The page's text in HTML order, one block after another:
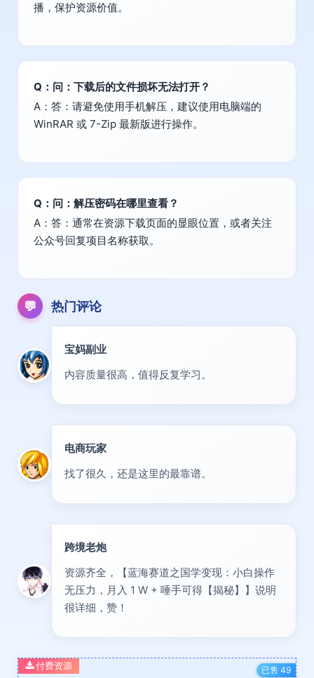
播，保护资源价值。
Q：问：下载后的文件损坏无法打开？
A：答：请避免使用手机解压，建议使用电脑端的
WinRAR 或 7-Zip 最新版进行操作。
Q：问：解压密码在哪里查看？
A：答：通常在资源下载页面的显眼位置，或者关注
公众号回复项目名称获取。
💬 热门评论
宝妈副业
内容质量很高，值得反复学习。
电商玩家
找了很久，还是这里的最靠谱。
跨境老炮
资源齐全，【蓝海赛道之国学变现：小白操作
无压力，月入 1 W + 唾手可得【揭秘】】说明
很详细，赞！
付费资源 已售 49